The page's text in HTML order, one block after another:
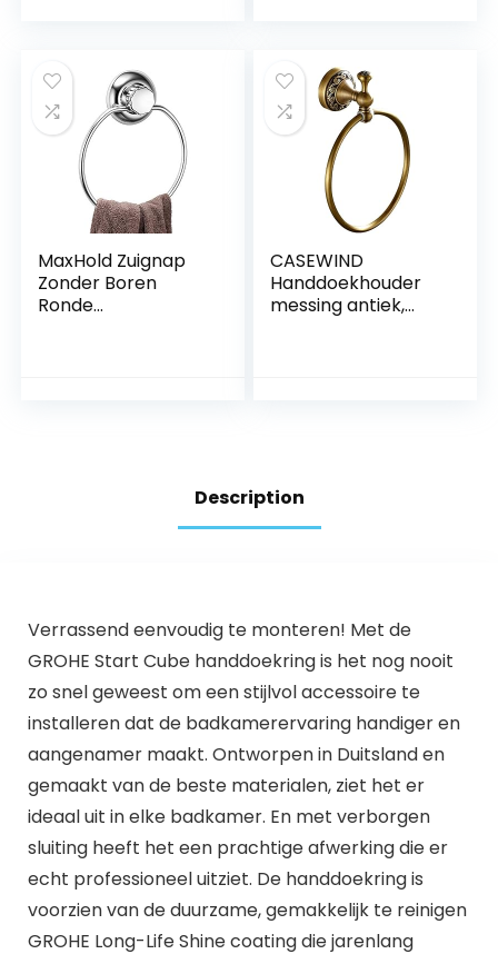
MaxHold Zuignap
Zonder Boren
Ronde
CASEWIND
Handdoekhouder
messing antiek,
Description
Verrassend eenvoudig te monteren! Met de
GROHE Start Cube handdoekring is het nog nooit
zo snel geweest om een stijlvol accessoire te
installeren dat de badkamerervaring handiger en
aangenamer maakt. Ontworpen in Duitsland en
gemaakt van de beste materialen, ziet het er
ideaal uit in elke badkamer. En met verborgen
sluiting heeft het een prachtige afwerking die er
echt professioneel uitziet. De handdoekring is
voorzien van de duurzame, gemakkelijk te reinigen
GROHE Long-Life Shine coating die jarenlang